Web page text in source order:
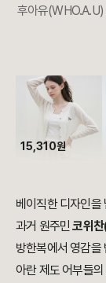
후아유
15,310원
베이직한 디자인을
과거 원주민코위
방한복에서 영감을
아란 제도 어부들